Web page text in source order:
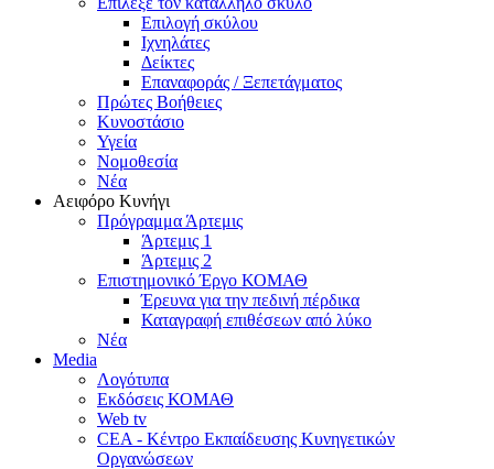
Επιλογή σκύλου
Ιχνηλάτες
Δείκτες
Επαναφοράς / Ξεπετάγματος
Πρώτες Βοήθειες
Κυνοστάσιο
Υγεία
Νομοθεσία
Νέα
Αειφόρο Κυνήγι
Πρόγραμμα Άρτεμις
Άρτεμις 1
Άρτεμις 2
Επιστημονικό Έργο ΚΟΜΑΘ
Έρευνα για την πεδινή πέρδικα
Καταγραφή επιθέσεων από λύκο
Νέα
Media
Λογότυπα
Εκδόσεις ΚΟΜΑΘ
Web tv
CEA - Κέντρο Εκπαίδευσης Κυνηγετικών
Οργανώσεων